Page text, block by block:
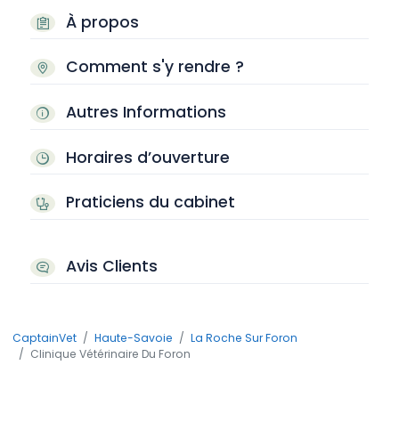
À propos
Comment s'y rendre ?
Autres Informations
Horaires d’ouverture
Praticiens du cabinet
Avis Clients
CaptainVet Haute-Savoie
La Roche Sur Foron
Clinique Vétérinaire Du Foron